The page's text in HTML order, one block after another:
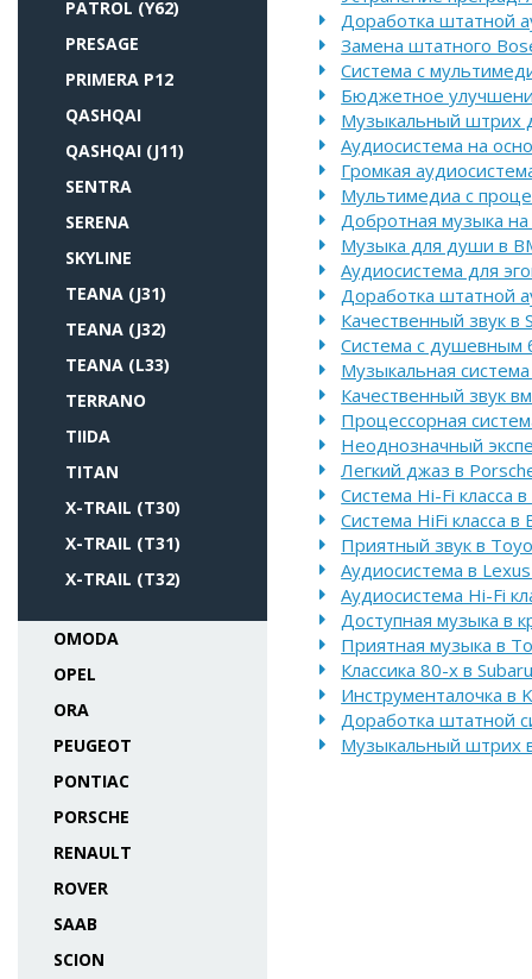
PATROL (Y62)
PRESAGE
PRIMERA P12
QASHQAI
QASHQAI (J11)
SENTRA
SERENA
SKYLINE
TEANA (J31)
TEANA (J32)
TEANA (L33)
TERRANO
TIIDA
TITAN
X-TRAIL (T30)
X-TRAIL (T31)
X-TRAIL (T32)
OMODA
OPEL
ORA
PEUGEOT
PONTIAC
PORSCHE
RENAULT
ROVER
SAAB
SCION
Доработка штатной
Замена штатного
Система с
Бюджетное
Музыкальный штрих
Аудиосистема на
Громкая
Мультимедиа с
Добротная музыка на
Музыка для души в
Аудиосистема для
Доработка штатной
Качественный звук в
Система с душевным
Музыкальная
Качественный звук
Процессорная
Неоднозначный
Легкий джаз в
Система Hi-Fi класса
Система HiFi класса в
Приятный звук в
Аудиосистема в
Аудиосистема Hi-Fi
Доступная музыка в
Приятная музыка в
Классика 80-х в
Инструменталочка в
Доработка штатной
Музыкальный штрих